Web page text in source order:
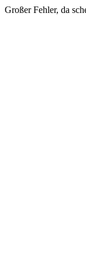
Großer Fehler, da